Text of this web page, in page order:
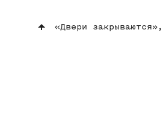
«Двери